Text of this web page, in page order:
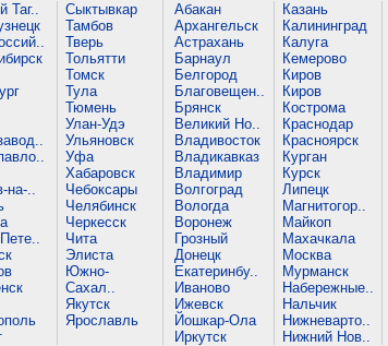
Таг..
на-..
Сыктывкар
Тамбов
Тверь
Тольятти
Томск
Тула
Тюмень
Улан-Удэ
Ульяновск
Уфа
Хабаровск
Чебоксары
Челябинск
Черкесск
Чита
Элиста
Южно-
Сахал..
Якутск
Ярославль
Абакан
Архангельск
Астрахань
Барнаул
Белгород
Благовещен..
Брянск
Великий Но..
Владивосток
Владикавказ
Владимир
Волгоград
Вологда
Воронеж
Грозный
Донецк
Екатеринбу..
Иваново
Ижевск
Йошкар-Ола
Иркутск
Казань
Калининград
Калуга
Кемерово
Киров
Киров
Кострома
Краснодар
Красноярск
Курган
Курск
Липецк
Магнитогор..
Майкоп
Махачкала
Москва
Мурманск
Набережные..
Нальчик
Нижневарто..
Нижний Нов..